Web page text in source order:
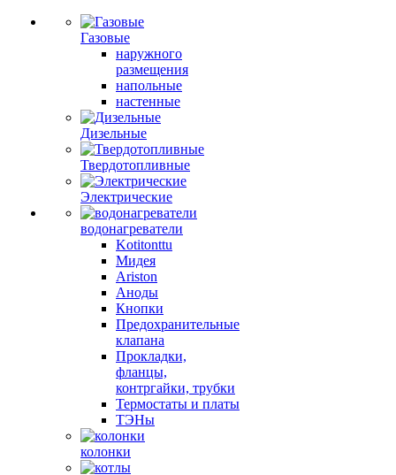
Газовые
наружного
размещения
напольные
настенные
Дизельные
Твердотопливные
Электрические
водонагреватели
Kotitonttu
Мидея
Ariston
Аноды
Кнопки
Предохранительные
клапана
Прокладки,
фланцы,
контргайки, трубки
Термостаты и платы
ТЭНы
колонки